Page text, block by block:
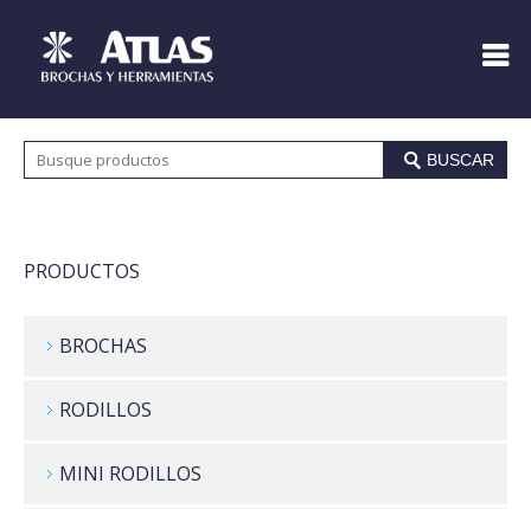
BUSCAR
PRODUCTOS
BROCHAS
RODILLOS
MINI RODILLOS